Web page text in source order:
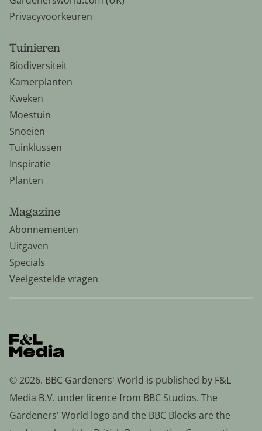
Privacyvoorkeuren
Tuinieren
Biodiversiteit
Kamerplanten
Kweken
Moestuin
Snoeien
Tuinklussen
Inspiratie
Planten
Magazine
Abonnementen
Uitgaven
Specials
Veelgestelde vragen
© 2026. BBC Gardeners' World is published by F&L
Media B.V. under licence from BBC Studios. The
Gardeners' World logo and the BBC Blocks are the